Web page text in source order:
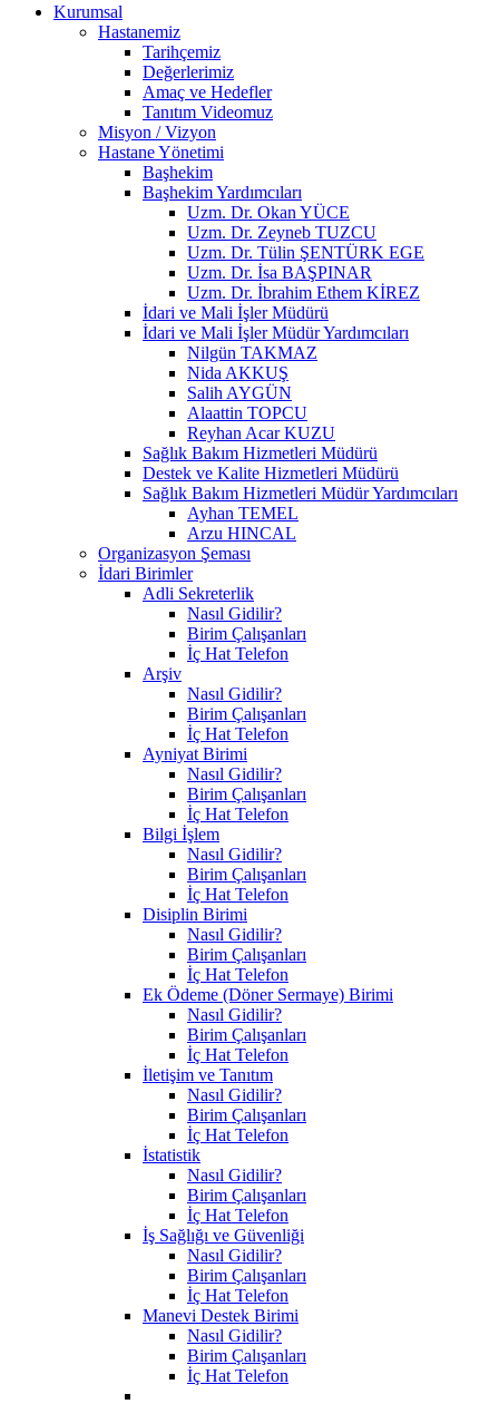
Kurumsal
Hastanemiz
Tarihçemiz
Değerlerimiz
Amaç ve Hedefler
Tanıtım Videomuz
Misyon / Vizyon
Hastane Yönetimi
Başhekim
Başhekim Yardımcıları
Uzm. Dr. Okan YÜCE
Uzm. Dr. Zeyneb TUZCU
Uzm. Dr. Tülin ŞENTÜRK EGE
Uzm. Dr. İsa BAŞPINAR
Uzm. Dr. İbrahim Ethem KİREZ
İdari ve Mali İşler Müdürü
İdari ve Mali İşler Müdür Yardımcıları
Nilgün TAKMAZ
Nida AKKUŞ
Salih AYGÜN
Alaattin TOPCU
Reyhan Acar KUZU
Sağlık Bakım Hizmetleri Müdürü
Destek ve Kalite Hizmetleri Müdürü
Sağlık Bakım Hizmetleri Müdür Yardımcıları
Ayhan TEMEL
Arzu HINCAL
Organizasyon Şeması
İdari Birimler
Adli Sekreterlik
Nasıl Gidilir?
Birim Çalışanları
İç Hat Telefon
Arşiv
Nasıl Gidilir?
Birim Çalışanları
İç Hat Telefon
Ayniyat Birimi
Nasıl Gidilir?
Birim Çalışanları
İç Hat Telefon
Bilgi İşlem
Nasıl Gidilir?
Birim Çalışanları
İç Hat Telefon
Disiplin Birimi
Nasıl Gidilir?
Birim Çalışanları
İç Hat Telefon
Ek Ödeme (Döner Sermaye) Birimi
Nasıl Gidilir?
Birim Çalışanları
İç Hat Telefon
İletişim ve Tanıtım
Nasıl Gidilir?
Birim Çalışanları
İç Hat Telefon
İstatistik
Nasıl Gidilir?
Birim Çalışanları
İç Hat Telefon
İş Sağlığı ve Güvenliği
Nasıl Gidilir?
Birim Çalışanları
İç Hat Telefon
Manevi Destek Birimi
Nasıl Gidilir?
Birim Çalışanları
İç Hat Telefon